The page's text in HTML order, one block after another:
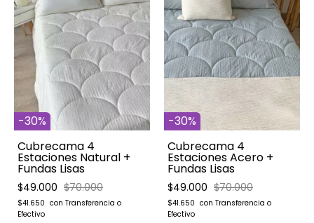
-30%
Cubrecama 4
Estaciones Natural +
Fundas Lisas
$49.000 $70.000
$41.650
-30%
Cubrecama 4
Estaciones Acero +
Fundas Lisas
$49.000 $70.000
$41.650